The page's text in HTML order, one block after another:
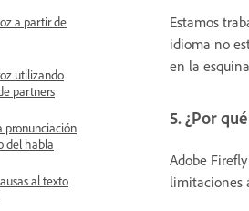
a partir de
utilizando
partners
pronunciación
del habla
al texto
Estamos
idioma no
en la
5. ¿Por
Adobe
limitaciones